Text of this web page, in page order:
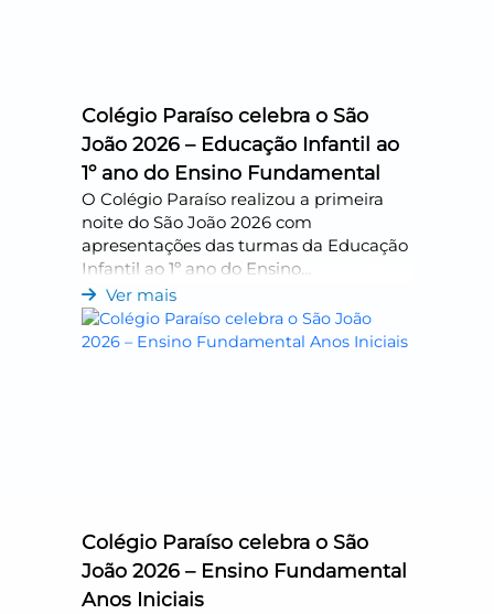
Colégio Paraíso celebra o São
João 2026 – Educação Infantil ao
1º ano do Ensino Fundamental
O Colégio Paraíso realizou a primeira
noite do São João 2026 com
apresentações das turmas da Educação
Infantil ao 1º ano do Ensino
Fundamental, da Sede e da Unidade
Conceito. O evento reuniu famílias e
comunidade escolar em uma
Ver mais
Colégio Paraíso celebra o São
João 2026 – Ensino Fundamental
Anos Iniciais